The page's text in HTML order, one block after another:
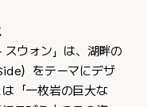
スウォン」は、湖畔の
）をテーマにデザ
「一枚岩の巨大な